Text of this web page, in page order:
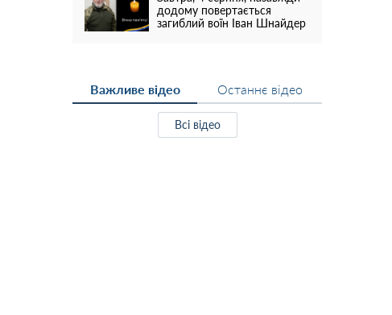
додому повертається
загиблий воїн Іван Шнайдер
Важливе відео Останнє відео
Всі відео